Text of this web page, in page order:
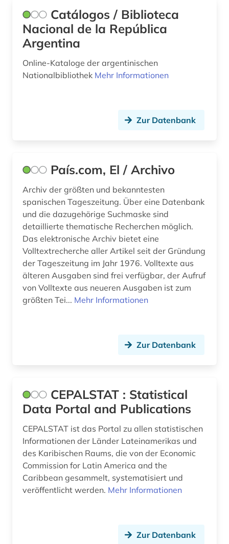
kuba (3)
kultur (1)
kunstmusik (1)
landeskunde (8)
landwirtschaft (1)
landwirtschaftsstatistik (1)
lateinamerika (34)
latino studies (2)
latino studies (1)
literaturwissenschaft (9)
lusitanistik (10)
länderkunde (1)
medienwissenschaft (9)
Catálogos / Biblioteca
Nacional de la República
Argentina
Online-Kataloge der argentinischen
Nationalbibliothek Mehr Informationen
Zur Datenbank
País.com, El / Archivo
Archiv der größten und bekanntesten
spanischen Tageszeitung. Über eine Datenbank
und die dazugehörige Suchmaske sind
detaillierte thematische Recherchen möglich.
Das elektronische Archiv bietet eine
Volltextrecherche aller Artikel seit der Gründung
der Tageszeitung im Jahr 1976. Volltexte aus
älteren Ausgaben sind frei verfügbar, der Aufruf
von Volltexte aus neueren Ausgaben ist zum
größten Tei... Mehr Informationen
Zur Datenbank
CEPALSTAT : Statistical
Data Portal and Publications
CEPALSTAT ist das Portal zu allen statistischen
Informationen der Länder Lateinamerikas und
des Karibischen Raums, die von der Economic
Commission for Latin America and the
Caribbean gesammelt, systematisiert und
veröffentlicht werden. Mehr Informationen
Zur Datenbank